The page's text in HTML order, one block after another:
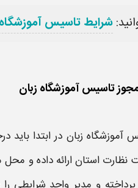
شرایط تاسیس
تاسیس آموزشگاه زبان
آموزشگاه زبان در ابتدا باید
نظارت استان ارائه داده و محل